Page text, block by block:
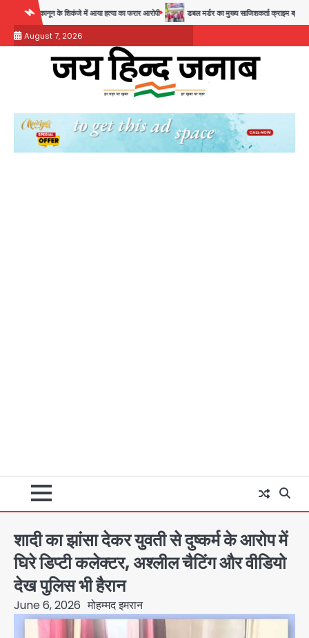
content
के शिकंजे में आया हत्या का फरार आरोपी डबल मर्डर का मुख्य साजिशकर्ता क्राइम ब्रांच के हत्थे
August 7, 2026
शादी का झांसा देकर युवती से दुष्कर्म के आरोप में
घिरे डिप्टी कलेक्टर, अश्लील चैटिंग और वीडियो
देख पुलिस भी हैरान
June 6, 2026 मोहम्मद इमरान